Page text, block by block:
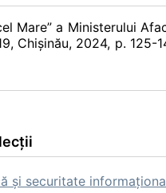
Mare” a Ministerului
Chişinău, 2024, p. 125-
și securitate